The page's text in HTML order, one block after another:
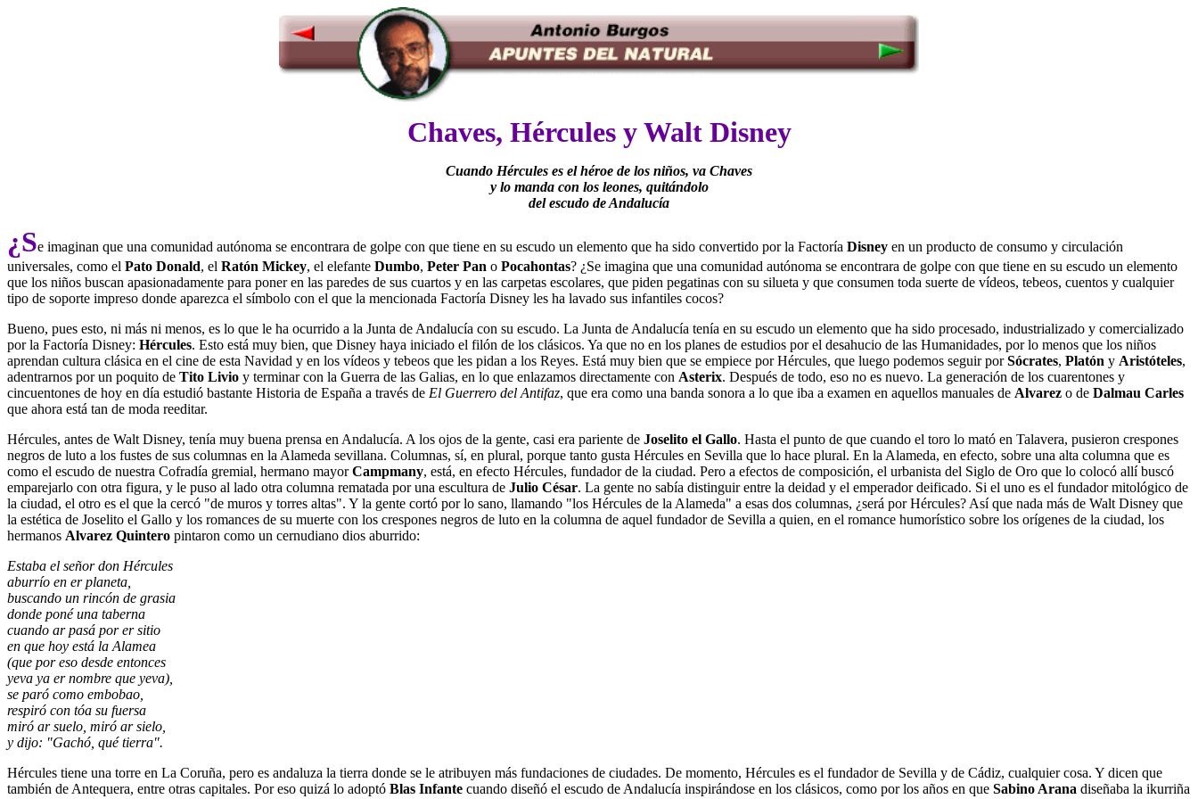
Chaves, Hércules y Walt Disney
Cuando Hércules es el héroe de los niños, va Chaves
y lo manda con los leones, quitándolo
del escudo de Andalucía
¿Se imaginan que una comunidad autónoma se encontrara de golpe con que tiene en su escudo un elemento que ha sido convertido por la Factoría Disney en un producto de consumo y circulación
universales, como el Pato Donald, el Ratón Mickey, el elefante Dumbo, Peter Pan o Pocahontas? ¿Se imagina que una comunidad autónoma se encontrara de golpe con que tiene en su escudo un elemento
que los niños buscan apasionadamente para poner en las paredes de sus cuartos y en las carpetas escolares, que piden pegatinas con su silueta y que consumen toda suerte de vídeos, tebeos, cuentos y cualquier
tipo de soporte impreso donde aparezca el símbolo con el que la mencionada Factoría Disney les ha lavado sus infantiles cocos?
Bueno, pues esto, ni más ni menos, es lo que le ha ocurrido a la Junta de Andalucía con su escudo. La Junta de Andalucía tenía en su escudo un elemento que ha sido procesado, industrializado y comercializado
por la Factoría Disney: Hércules. Esto está muy bien, que Disney haya iniciado el filón de los clásicos. Ya que no en los planes de estudios por el desahucio de las Humanidades, por lo menos que los niños
aprendan cultura clásica en el cine de esta Navidad y en los vídeos y tebeos que les pidan a los Reyes. Está muy bien que se empiece por Hércules, que luego podemos seguir porSócrates, Platón y Aristóteles,
adentrarnos por un poquito de Tito Livio y terminar con la Guerra de las Galias, en lo que enlazamos directamente con Asterix. Después de todo, eso no es nuevo. La generación de los cuarentones y
cincuentones de hoy en día estudió bastante Historia de España a través de El Guerrero del Antifaz, que era como una banda sonora a lo que iba a examen en aquellos manuales de Alvarez o de Dalmau Carles
que ahora está tan de moda reeditar.
Hércules, antes de Walt Disney, tenía muy buena prensa en Andalucía. A los ojos de la gente, casi era pariente de Joselito el Gallo. Hasta el punto de que cuando el toro lo mató en Talavera, pusieron crespones
negros de luto a los fustes de sus columnas en la Alameda sevillana. Columnas, sí, en plural, porque tanto gusta Hércules en Sevilla que lo hace plural. En la Alameda, en efecto, sobre una alta columna que es
como el escudo de nuestra Cofradía gremial, hermano mayorCampmany, está, en efecto Hércules, fundador de la ciudad. Pero a efectos de composición, el urbanista del Siglo de Oro que lo colocó allí buscó
emparejarlo con otra figura, y le puso al lado otra columna rematada por una escultura de Julio César. La gente no sabía distinguir entre la deidad y el emperador deificado. Si el uno es el fundador mitológico de
la ciudad, el otro es el que la cercó "de muros y torres altas". Y la gente cortó por lo sano, llamando "los Hércules de la Alameda" a esas dos columnas, ¿será por Hércules? Así que nada más de Walt Disney que
la estética de Joselito el Gallo y los romances de su muerte con los crespones negros de luto en la columna de aquel fundador de Sevilla a quien, en el romance humorístico sobre los orígenes de la ciudad, los
hermanos Alvarez Quintero pintaron como un cernudiano dios aburrido:
Estaba el señor don Hércules
aburrío en er planeta,
buscando un rincón de grasia
donde poné una taberna
cuando ar pasá por er sitio
en que hoy está la Alamea
(que por eso desde entonces
yeva ya er nombre que yeva),
se paró como embobao,
respiró con tóa su fuersa
miró ar suelo, miró ar sielo,
y dijo: "Gachó, qué tierra".
Hércules tiene una torre en La Coruña, pero es andaluza la tierra donde se le atribuyen más fundaciones de ciudades. De momento, Hércules es el fundador de Sevilla y de Cádiz, cualquier cosa. Y dicen que
también de Antequera, entre otras capitales. Por eso quizá lo adoptó Blas Infante cuando diseñó el escudo de Andalucía inspirándose en los clásicos, como por los años en que Sabino Arana diseñaba la ikurriña